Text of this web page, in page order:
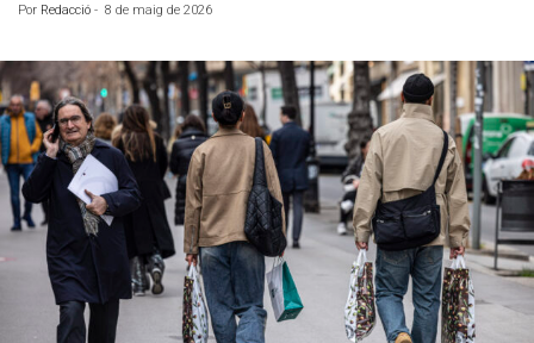
Por Redacció - 8 de maig de 2026